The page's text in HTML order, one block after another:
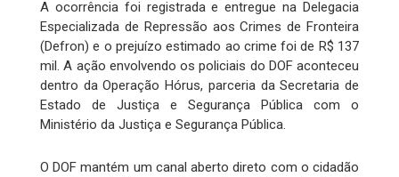
A ocorrência foi registrada e entregue na Delegacia
Especializada de Repressão aos Crimes de Fronteira
(Defron) e o prejuízo estimado ao crime foi de R$ 137
mil. A ação envolvendo os policiais do DOF aconteceu
dentro da Operação Hórus, parceria da Secretaria de
Estado de Justiça e Segurança Pública com o
Ministério da Justiça e Segurança Pública.
O DOF mantém um canal aberto direto com o cidadão